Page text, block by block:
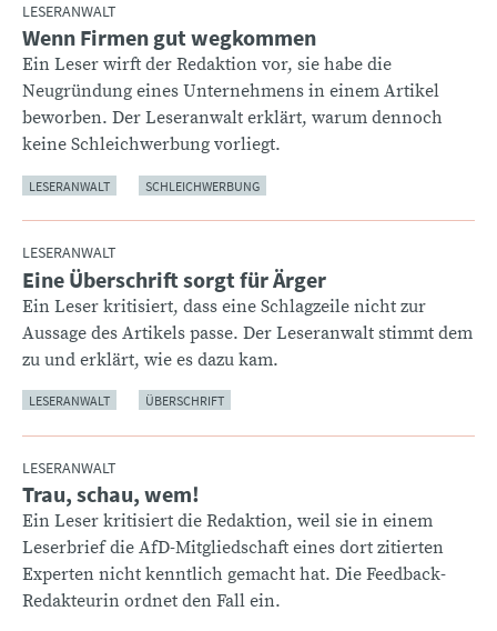
LESERANWALT
:Wenn Firmen gut wegkommen
Ein Leser wirft der Redaktion vor, sie habe die
Neugründung eines Unternehmens in einem Artikel
beworben. Der Leseranwalt erklärt, warum dennoch
keine Schleichwerbung vorliegt.
LESERANWALT SCHLEICHWERBUNG
LESERANWALT
:Eine Überschrift sorgt für Ärger
Ein Leser kritisiert, dass eine Schlagzeile nicht zur
Aussage des Artikels passe. Der Leseranwalt stimmt dem
zu und erklärt, wie es dazu kam.
LESERANWALT ÜBERSCHRIFT
LESERANWALT
:Trau, schau, wem!
Ein Leser kritisiert die Redaktion, weil sie in einem
Leserbrief die AfD-Mitgliedschaft eines dort zitierten
Experten nicht kenntlich gemacht hat. Die Feedback-
Redakteurin ordnet den Fall ein.